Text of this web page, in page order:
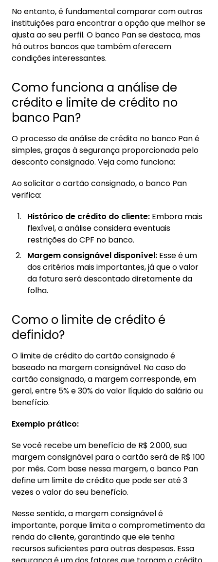
No entanto, é fundamental comparar com outras
instituições para encontrar a opção que melhor se
ajusta ao seu perfil. O banco Pan se destaca, mas
há outros bancos que também oferecem
condições interessantes.
Como funciona a análise de
crédito e limite de crédito no
banco Pan?
O processo de análise de crédito no banco Pan é
simples, graças à segurança proporcionada pelo
desconto consignado. Veja como funciona:
Ao solicitar o cartão consignado, o banco Pan
verifica:
Histórico de crédito do cliente: Embora mais
flexível, a análise considera eventuais
restrições do CPF no banco.
Margem consignável disponível: Esse é um
dos critérios mais importantes, já que o valor
da fatura será descontado diretamente da
folha.
Como o limite de crédito é
definido?
O limite de crédito do cartão consignado é
baseado na margem consignável. No caso do
cartão consignado, a margem corresponde, em
geral, entre 5% e 30% do valor líquido do salário ou
benefício.
Exemplo prático:
Se você recebe um benefício de R$ 2.000, sua
margem consignável para o cartão será de R$ 100
por mês. Com base nessa margem, o banco Pan
define um limite de crédito que pode ser até 3
vezes o valor do seu benefício.
Nesse sentido, a margem consignável é
importante, porque limita o comprometimento da
renda do cliente, garantindo que ele tenha
recursos suficientes para outras despesas. Essa